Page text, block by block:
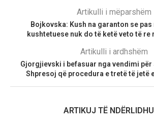
Artikulli i mëparshëm
Bojkovska: Kush na garanton se
kushtetuese nuk do të ketë veto të re
Artikulli i ardhshëm
Gjorgjievski i befasuar nga vendimi për
Shpresoj që procedura e tretë të jetë
ARTIKUJ TË